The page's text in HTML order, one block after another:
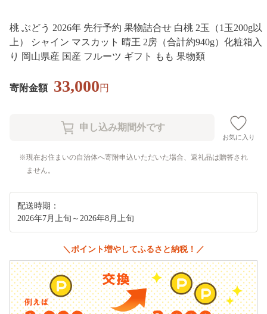
桃 ぶどう 2026年 先行予約 果物詰合せ 白桃 2玉（1玉200g以
上） シャイン マスカット 晴王 2房（合計約940g）化粧箱入
り 岡山県産 国産 フルーツ ギフト もも 果物類
寄附金額 33,000円
お気に入り
現在お住まいの自治体へ寄附申込いただいた場合、返礼品は贈答され
ません。
配送時期：
2026年7月上旬～2026年8月上旬
＼ポイント増やしてふるさと納税！／